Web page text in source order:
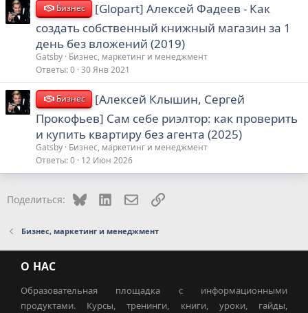
Бизнес
[Glopart] Алексей Фадеев - Как
создать собственный книжный магазин за 1
день без вложений (2019)
Gatsby Бизнес, маркетинг и менеджмент
Ответы 0 30 Янв 2021
Бизнес
[Алексей Клышин, Сергей
Прокофьев] Сам себе риэлтор: как проверить
и купить квартиру без агента (2025)
Gatsby Бизнес, маркетинг и менеджмент
Ответы 0 12 Июн 2026
Поделиться: Bluesky LinkedInЭлектронная почта
Ссылка
Бизнес, маркетинг и менеджмент
О НАС
Образовательная площадка с информационными
продуктами. Курсы, тренинги, книги, уроки, гайды,